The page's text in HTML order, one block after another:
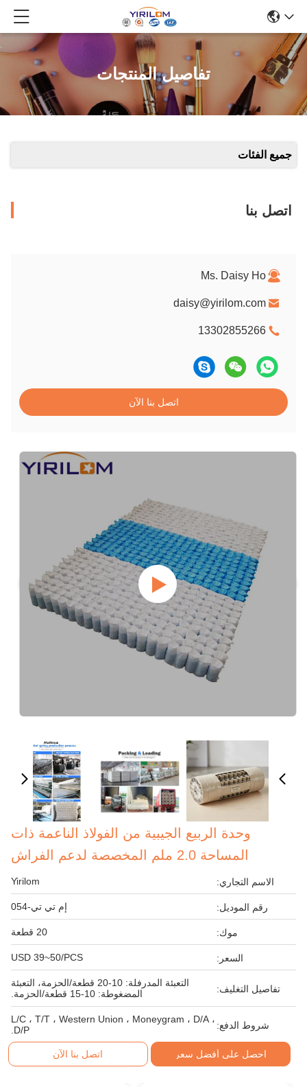
تفاصيل المنتجات
جميع الفئات
اتصل بنا
Ms. Daisy Ho
daisy@yirilom.com
13302855266
اتصل بنا الآن
وحدة الربيع الجيبية من الفولاذ الناعمة ذات
المساحة 2.0 ملم المخصصة لدعم الفراش
الاسم التجاري: Yirilom
رقم الموديل: إم تي تي-054
موك: 20 قطعة
السعر: USD 39~50/PCS
تفاصيل التغليف:
التعبئة المدرفلة: 10-20 قطعة/الحزمة، التعبئة
المضغوطة: 10-15 قطعة/الحزمة.
شروط الدفع:
L/C ، T/T ، Western Union ، Moneygram ، D/A ،
D/P.
احصل على أفضل سعر اتصل بنا الآن